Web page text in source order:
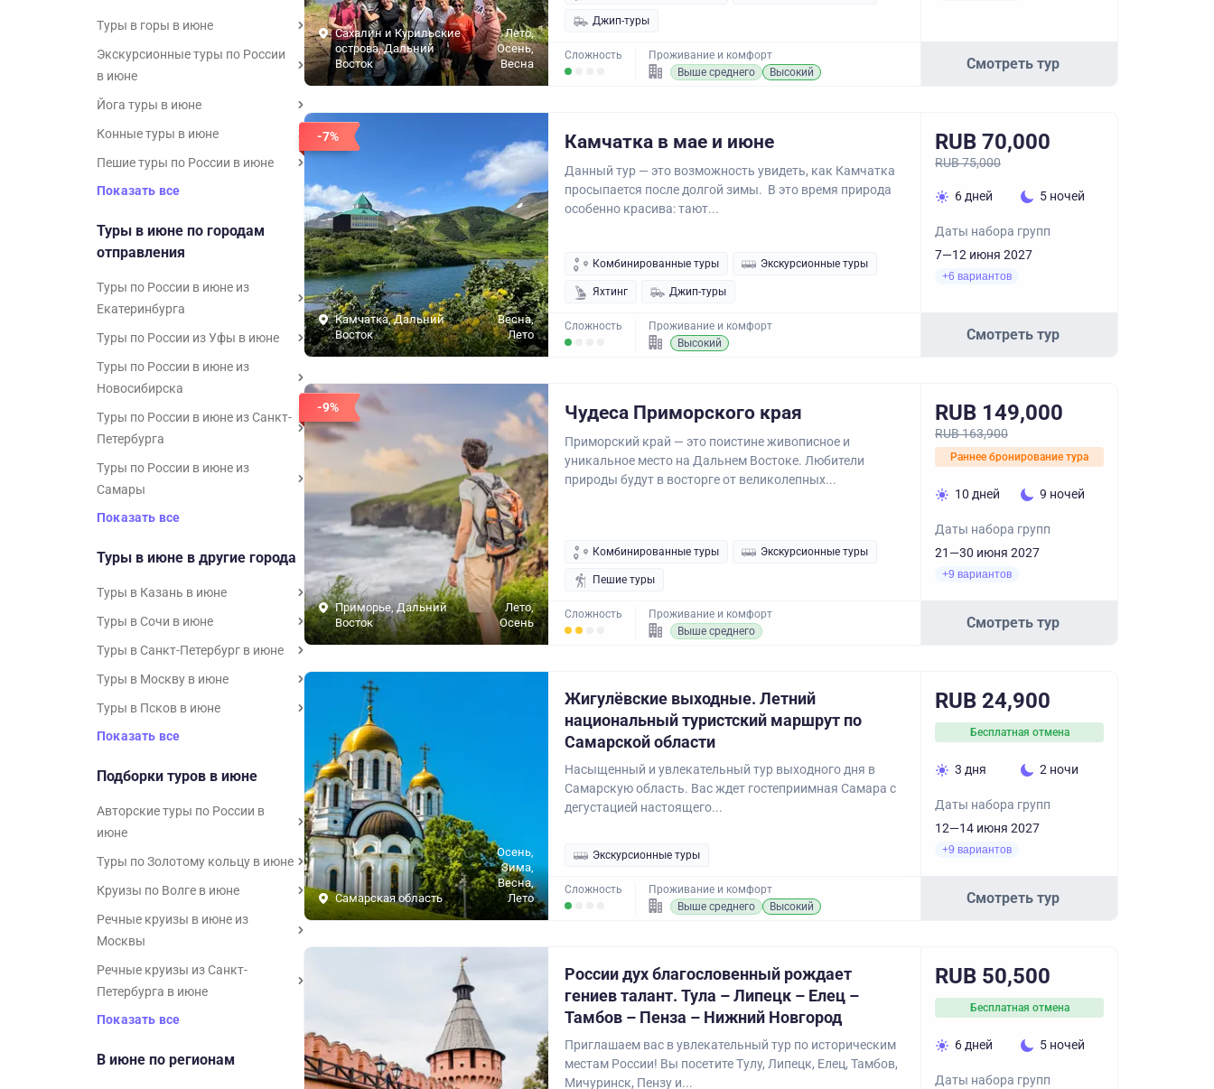
Туры в горы в июне
Экскурсионные туры по России
в июне
Йога туры в июне
Конные туры в июне
Пешие туры по России в июне
Показать все
Туры в июне по городам
отправления
Туры по России в июне из
Екатеринбурга
Туры по России из Уфы в июне
Туры по России в июне из
Новосибирска
Туры по России в июне из Санкт-
Петербурга
Туры по России в июне из
Самары
Показать все
Туры в июне в другие города
Туры в Казань в июне
Туры в Сочи в июне
Туры в Санкт-Петербург в июне
Туры в Москву в июне
Туры в Псков в июне
Показать все
Подборки туров в июне
Авторские туры по России в
июне
Туры по Золотому кольцу в июне
Круизы по Волге в июне
Речные круизы в июне из
Москвы
Речные круизы из Санкт-
Петербурга в июне
Показать все
В июне по регионам
Сахалин и Курильские
острова, Дальний
Восток
Лето,
Осень,
Весна
Джип-туры
Сложность
Проживание и комфорт
Выше среднего
Высокий
Смотреть тур
-7%
Камчатка, Дальний
Восток
Весна,
Лето
Камчатка в мае и июне
Данный тур — это возможность увидеть, как Камчатка
просыпается после долгой зимы. В это время природа
особенно красива: тают...
Комбинированные туры Экскурсионные туры
Яхтинг Джип-туры
Сложность
Проживание и комфорт
Высокий
RUB 70,000
RUB 75,000
6 дней 5 ночей
Даты набора групп
7—12 июня 2027
+6 вариантов
Смотреть тур
-9%
Приморье, Дальний
Восток
Лето,
Осень
Чудеса Приморского края
Приморский край — это поистине живописное и
уникальное место на Дальнем Востоке. Любители
природы будут в восторге от великолепных...
Комбинированные туры Экскурсионные туры
Пешие туры
Сложность
Проживание и комфорт
Выше среднего
RUB 149,000
RUB 163,900
Раннее бронирование тура
10 дней 9 ночей
Даты набора групп
21—30 июня 2027
+9 вариантов
Смотреть тур
Самарская область
Осень,
Зима,
Весна,
Лето
Жигулёвские выходные. Летний
национальный туристский маршрут по
Самарской области
Насыщенный и увлекательный тур выходного дня в
Самарскую область. Вас ждет гостеприимная Самара с
дегустацией настоящего...
Экскурсионные туры
Сложность
Проживание и комфорт
Выше среднего
Высокий
RUB 24,900
Бесплатная отмена
3 дня 2 ночи
Даты набора групп
12—14 июня 2027
+9 вариантов
Смотреть тур
России дух благословенный рождает
гениев талант. Тула – Липецк – Елец –
Тамбов – Пенза – Нижний Новгород
Приглашаем вас в увлекательный тур по историческим
местам России! Вы посетите Тулу, Липецк, Елец, Тамбов,
Мичуринск, Пензу и...
RUB 50,500
Бесплатная отмена
6 дней 5 ночей
Даты набора групп